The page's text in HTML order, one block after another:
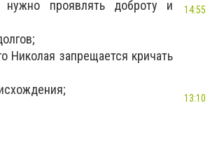
проявлять доброту и
Николая запрещается кричать
14:55
13:10